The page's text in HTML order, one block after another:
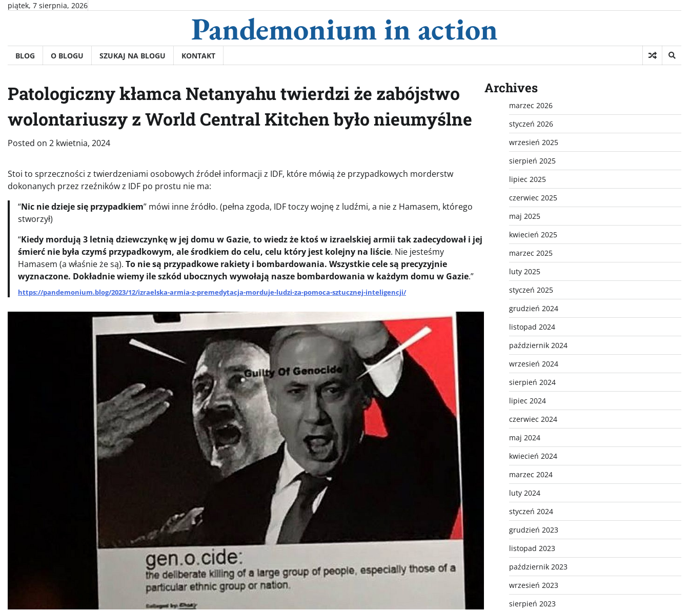
Skippiątek, 7 sierpnia, 2026
Pandemonium in action
BLOG O BLOGU SZUKAJ NA BLOGU KONTAKT
Patologiczny kłamca Netanyahu twierdzi że zabójstwo
wolontariuszy z World Central Kitchen było nieumyślne
Posted on 2 kwietnia, 2024
Stoi to sprzeczności z twierdzeniami osobowych źródeł informacji z IDF, które mówią że przypadkowych morderstw
dokonanych przez rzeźników z IDF po prostu nie ma:
“Nic nie dzieje się przypadkiem” mówi inne źródło. (pełna zgoda, IDF toczy wojnę z ludźmi, a nie z Hamasem, którego
stworzył)
“Kiedy mordują 3 letnią dziewczynkę w jej domu w Gazie, to wiedz że ktoś w izraelskiej armii tak zadecydował i jej
śmierć nie była czymś przypadkowym, ale środkiem do celu, celu który jest kolejny na liście. Nie jesteśmy
Hamasem (a właśnie że są). To nie są przypadkowe rakiety i bombardowania. Wszystkie cele są precyzyjnie
wyznaczone. Dokładnie wiemy ile szkód ubocznych wywołają nasze bombardowania w każdym domu w Gazie.”
https://pandemonium.blog/2023/12/izraelska-armia-z-premedytacja-morduje-ludzi-za-pomoca-sztucznej-inteligencji/
Archives
marzec 2026
styczeń 2026
wrzesień 2025
sierpień 2025
lipiec 2025
czerwiec 2025
maj 2025
kwiecień 2025
marzec 2025
luty 2025
styczeń 2025
grudzień 2024
listopad 2024
październik 2024
wrzesień 2024
sierpień 2024
lipiec 2024
czerwiec 2024
maj 2024
kwiecień 2024
marzec 2024
luty 2024
styczeń 2024
grudzień 2023
listopad 2023
październik 2023
wrzesień 2023
sierpień 2023